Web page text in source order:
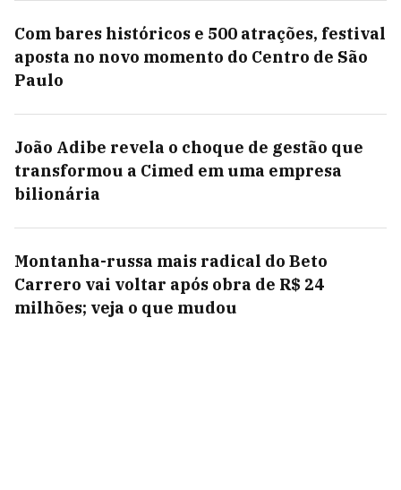
Com bares históricos e 500 atrações, festival
aposta no novo momento do Centro de São
Paulo
João Adibe revela o choque de gestão que
transformou a Cimed em uma empresa
bilionária
Montanha-russa mais radical do Beto
Carrero vai voltar após obra de R$ 24
milhões; veja o que mudou